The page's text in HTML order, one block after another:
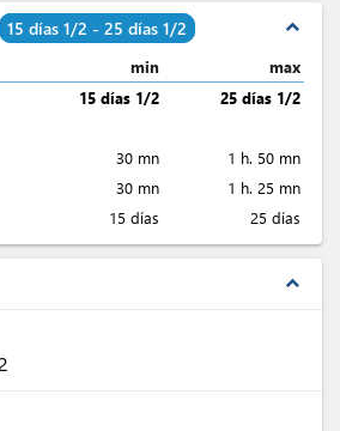
15 días 1/2 - 25 días 1/2 expand_less
min
max
15 días 1/2
25 días 1/2
30 mn
1 h. 50 mn
30 mn
1 h. 25 mn
15 días 25 días
expand_less